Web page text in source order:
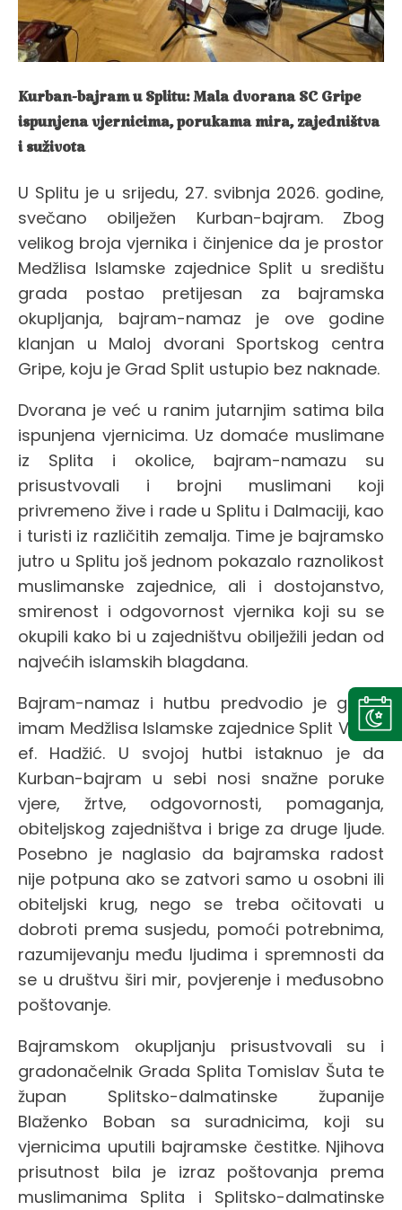
Kurban-bajram u Splitu: Mala dvorana SC Gripe
ispunjena vjernicima, porukama mira, zajedništva
i suživota
U Splitu je u srijedu, 27. svibnja 2026. godine,
svečano obilježen Kurban-bajram. Zbog
velikog broja vjernika i činjenice da je prostor
Medžlisa Islamske zajednice Split u središtu
grada postao pretijesan za bajramska
okupljanja, bajram-namaz je ove godine
klanjan u Maloj dvorani Sportskog centra
Gripe, koju je Grad Split ustupio bez naknade.
Dvorana je već u ranim jutarnjim satima bila
ispunjena vjernicima. Uz domaće muslimane
iz Splita i okolice, bajram-namazu su
prisustvovali i brojni muslimani koji
privremeno žive i rade u Splitu i Dalmaciji, kao
i turisti iz različitih zemalja. Time je bajramsko
jutro u Splitu još jednom pokazalo raznolikost
muslimanske zajednice, ali i dostojanstvo,
smirenost i odgovornost vjernika koji su se
okupili kako bi u zajedništvu obilježili jedan od
najvećih islamskih blagdana.
Bajram-namaz i hutbu predvodio je glavni
imam Medžlisa Islamske zajednice Split Vahid
ef. Hadžić. U svojoj hutbi istaknuo je da
Kurban-bajram u sebi nosi snažne poruke
vjere, žrtve, odgovornosti, pomaganja,
obiteljskog zajedništva i brige za druge ljude.
Posebno je naglasio da bajramska radost
nije potpuna ako se zatvori samo u osobni ili
obiteljski krug, nego se treba očitovati u
dobroti prema susjedu, pomoći potrebnima,
razumijevanju među ljudima i spremnosti da
se u društvu širi mir, povjerenje i međusobno
poštovanje.
Bajramskom okupljanju prisustvovali su i
gradonačelnik Grada Splita Tomislav Šuta te
župan Splitsko-dalmatinske županije
Blaženko Boban sa suradnicima, koji su
vjernicima uputili bajramske čestitke. Njihova
prisutnost bila je izraz poštovanja prema
muslimanima Splita i Splitsko-dalmatinske